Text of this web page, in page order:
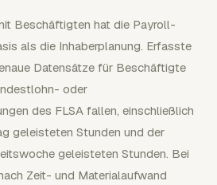
Beschäftigten hat die Payroll-
als die Inhaberplanung. Erfasste
Datensätze für Beschäftigte
oder
des FLSA fallen, einschließlich
geleisteten Stunden und der
geleisteten Stunden. Bei
Zeit- und Materialaufwand